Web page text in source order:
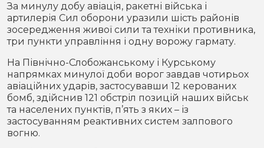
За минулу добу авіація, ракетні війська і
артилерія Сил оборони уразили шість районів
зосередження живої сили та техніки противника,
три пункти управління і одну ворожу гармату.
На Північно-Слобожанському і Курському
напрямках минулої доби ворог завдав чотирьох
авіаційних ударів, застосувавши 12 керованих
бомб, здійснив 121 обстріл позицій наших військ
та населених пунктів, п’ять з яких – із
застосуванням реактивних систем залпового
вогню.